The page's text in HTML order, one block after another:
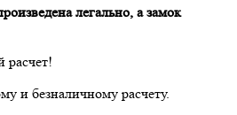
легально, а замок
расчет!
и безналичному расчету.